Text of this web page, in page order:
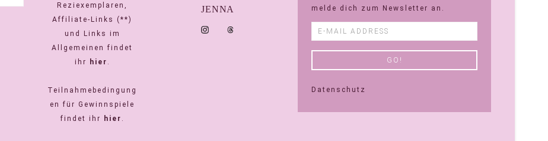
Reziexemplaren,
Affiliate-Links (**)
und Links im
Allgemeinen findet
ihr
hier
Teilnahmebedingung
en für Gewinnspiele
findet ihr
hier
JENNA
melde dich zum Newsletter an.
Datenschutz